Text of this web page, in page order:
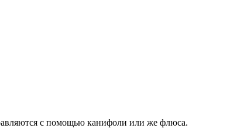
с помощью канифоли или же флюса.